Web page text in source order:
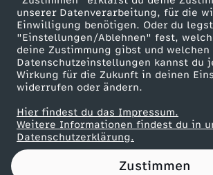
unserer Datenverarbeitung, für die
Einwilligung benötigen. Oder du
"Einstellungen/Ablehnen" fest,
deine Zustimmung gibst und
Datenschutzeinstellungen kannst du
Wirkung für die Zukunft in deinen
widerrufen oder ändern.
Hier findest du das Impressum.
Weitere Informationen findest du in
Datenschutzerklärung.
Zustimmen
:
U
n
d
j
Mainzelmännchen
Partner